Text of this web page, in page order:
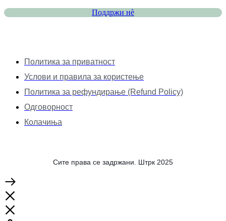
Поддржи нѐ
Политика за приватност
Услови и правила за користење
Политика за рефундирање (Refund Policy)
Одговорност
Колачиња
Сите права се задржани. Штрк 2025